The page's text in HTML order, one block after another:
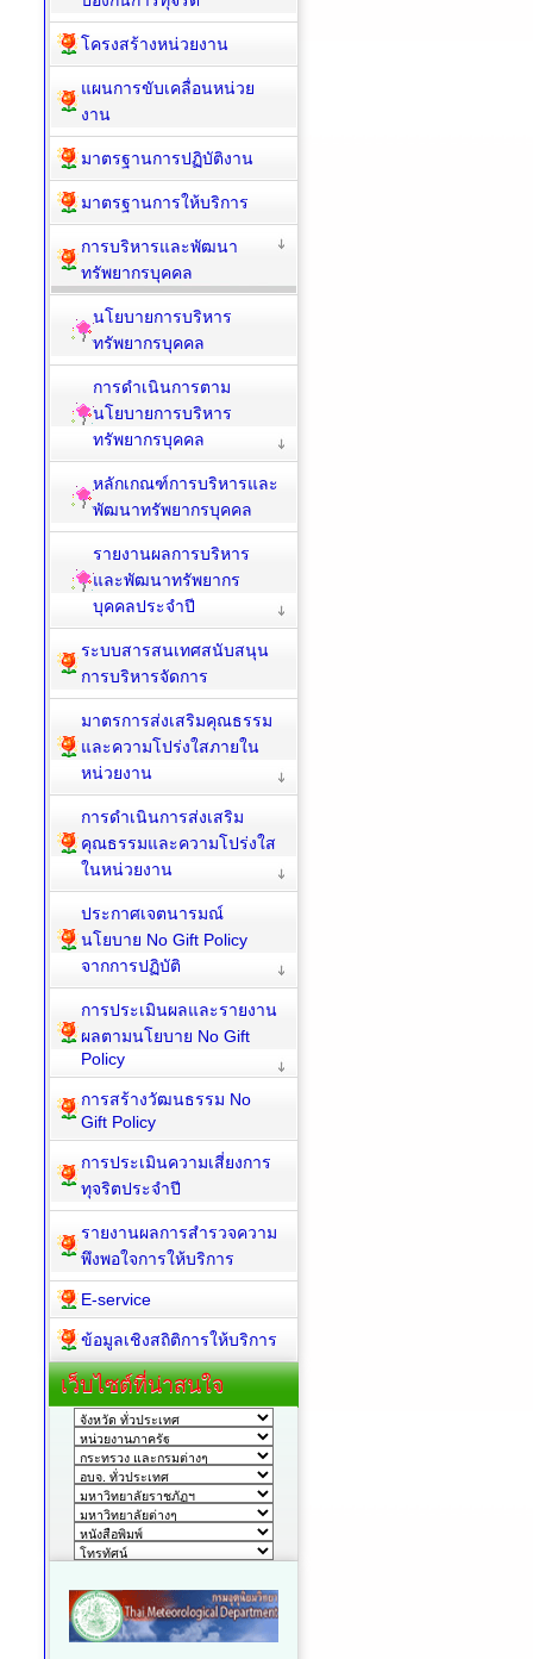
โครงสร้างหน่วยงาน
แผนการขับเคลื่อนหน่วย
งาน
มาตรฐานการปฏิบัติงาน
มาตรฐานการให้บริการ
การบริหารและพัฒนา
ทรัพยากรบุคคล
นโยบายการบริหาร
ทรัพยากรบุคคล
การดำเนินการตาม
นโยบายการบริหาร
ทรัพยากรบุคคล
หลักเกณฑ์การบริหารและ
พัฒนาทรัพยากรบุคคล
รายงานผลการบริหาร
และพัฒนาทรัพยากร
บุคคลประจำปี
ระบบสารสนเทศสนับสนุน
การบริหารจัดการ
มาตรการส่งเสริมคุณธรรม
และความโปร่งใสภายใน
หน่วยงาน
การดำเนินการส่งเสริม
คุณธรรมและความโปร่งใส
ในหน่วยงาน
ประกาศเจตนารมณ์
นโยบาย No Gift Policy
จากการปฏิบัติ
การประเมินผลและรายงาน
ผลตามนโยบาย No Gift
Policy
การสร้างวัฒนธรรม No
Gift Policy
การประเมินความเสี่ยงการ
ทุจริตประจำปี
รายงานผลการสำรวจความ
พึงพอใจการให้บริการ
E-service
ข้อมูลเชิงสถิติการให้บริการ
เว็บไซต์ที่น่าสนใจ